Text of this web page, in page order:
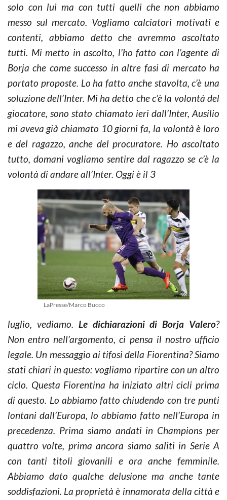
solo con lui ma con tutti quelli che non abbiamo
messo sul mercato. Vogliamo calciatori motivati e
contenti, abbiamo detto che avremmo ascoltato
tutti. Mi metto in ascolto, l’ho fatto con l’agente di
Borja che come successo in altre fasi di mercato ha
portato proposte. Lo ha fatto anche stavolta, c’è una
soluzione dell’Inter. Mi ha detto che c’è la volontà del
giocatore, sono stato chiamato ieri dall’Inter, Ausilio
mi aveva già chiamato 10 giorni fa, la volontà è loro
e del ragazzo, anche del procuratore. Ho ascoltato
tutto, domani vogliamo sentire dal ragazzo se c’è la
volontà di andare all’Inter. Oggi è il 3
LaPresse/Marco Bucco
luglio, vediamo. Le dichiarazioni di Borja Valero?
Non entro nell’argomento, ci pensa il nostro ufficio
legale. Un messaggio ai tifosi della Fiorentina? Siamo
stati chiari in questo: vogliamo ripartire con un altro
ciclo. Questa Fiorentina ha iniziato altri cicli prima
di questo. Lo abbiamo fatto chiudendo con tre punti
lontani dall’Europa, lo abbiamo fatto nell’Europa in
precedenza. Prima siamo andati in Champions per
quattro volte, prima ancora siamo saliti in Serie A
con tanti titoli giovanili e ora anche femminile.
Abbiamo dato qualche delusione ma anche tante
soddisfazioni. La proprietà è innamorata della città e